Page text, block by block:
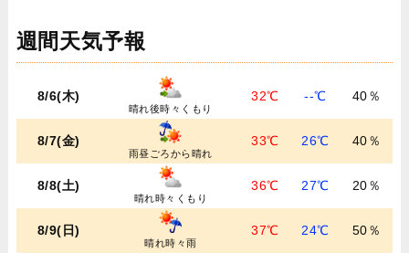
週間天気予報
8/6(木)
晴れ後時々くもり
32℃ --℃ 40％
8/7(金)
雨昼ごろから晴れ
33℃ 26℃ 40％
8/8(土)
晴れ時々くもり
36℃ 27℃ 20％
8/9(日)
晴れ時々雨
37℃ 24℃ 50％